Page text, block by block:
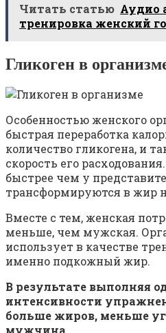
Читать статью Аудио
тренировка женский
Гликоген в
Особенностью женского
быстрая переработка
количество гликогена, и
скорость его
быстрее чем у
трансформируются в жир
Вместе с тем, женская
меньше, чем мужская.
использует в качестве
именно подкожный жир.
В результате выполняя
интенсивности
больше жиров, меньше